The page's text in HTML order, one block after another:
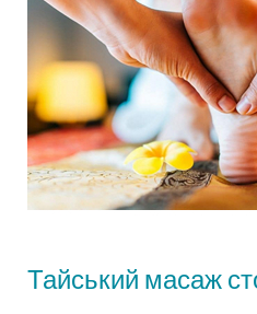
Тайський масаж